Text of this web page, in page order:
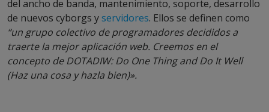
del ancho de banda, mantenimiento, soporte, desarrollo
de nuevos cyborgs yservidores. Ellos se definen como
“un grupo colectivo de programadores decididos a
traerte la mejor aplicación web. Creemos en el
concepto de DOTADIW: Do One Thing and Do It Well
(Haz una cosa y hazla bien)».